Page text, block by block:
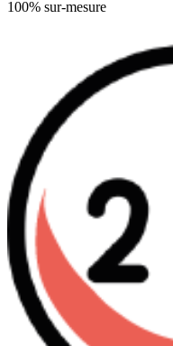
100% sur-mesure